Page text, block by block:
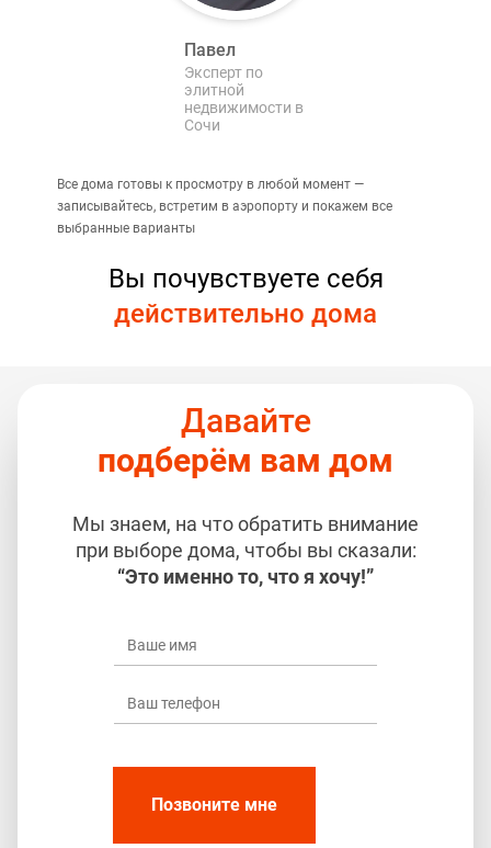
Павел
Эксперт по
элитной
недвижимости в
Сочи
Все дома готовы к просмотру в любой момент —
записывайтесь, встретим в аэропорту и покажем все
выбранные варианты
Вы почувствуете себя
действительно дома
Давайте
подберём вам дом
Мы знаем, на что обратить внимание
при выборе дома, чтобы вы сказали:
“Это именно то, что я хочу!”
Позвоните мне